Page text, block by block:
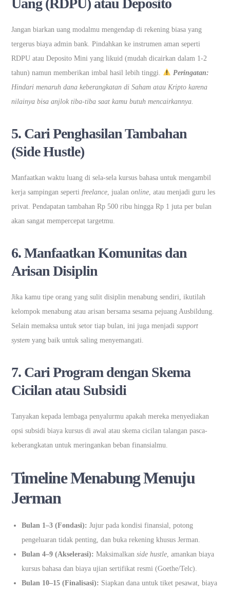
Uang (RDPU) atau Deposito
Jangan biarkan uang modalmu mengendap di rekening biasa yang
tergerus biaya admin bank. Pindahkan ke instrumen aman seperti
RDPU atau Deposito Mini yang likuid (mudah dicairkan dalam 1-2
tahun) namun memberikan imbal hasil lebih tinggi.
Peringatan:
Hindari menaruh dana keberangkatan di Saham atau Kripto karena
nilainya bisa anjlok tiba-tiba saat kamu butuh mencairkannya.
5. Cari Penghasilan Tambahan
(Side Hustle)
Manfaatkan waktu luang di sela-sela kursus bahasa untuk mengambil
kerja sampingan sepertifreelance, jualanonline, atau menjadi guru les
privat. Pendapatan tambahan Rp 500 ribu hingga Rp 1 juta per bulan
akan sangat mempercepat targetmu.
6. Manfaatkan Komunitas dan
Arisan Disiplin
Jika kamu tipe orang yang sulit disiplin menabung sendiri, ikutilah
kelompok menabung atau arisan bersama sesama pejuang Ausbildung.
Selain memaksa untuk setor tiap bulan, ini juga menjadisupport
system yang baik untuk saling menyemangati.
7. Cari Program dengan Skema
Cicilan atau Subsidi
Tanyakan kepada lembaga penyalurmu apakah mereka menyediakan
opsi subsidi biaya kursus di awal atau skema cicilan talangan pasca-
keberangkatan untuk meringankan beban finansialmu.
Timeline Menabung Menuju
Jerman
Bulan 1–3 (Fondasi): Jujur pada kondisi finansial, potong
pengeluaran tidak penting, dan buka rekening khusus Jerman.
Bulan 4–9 (Akselerasi): Maksimalkanside hustle, amankan biaya
kursus bahasa dan biaya ujian sertifikat resmi (Goethe/Telc).
Bulan 10–15 (Finalisasi): Siapkan dana untuk tiket pesawat, biaya